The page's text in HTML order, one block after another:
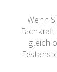
Wenn
gleich